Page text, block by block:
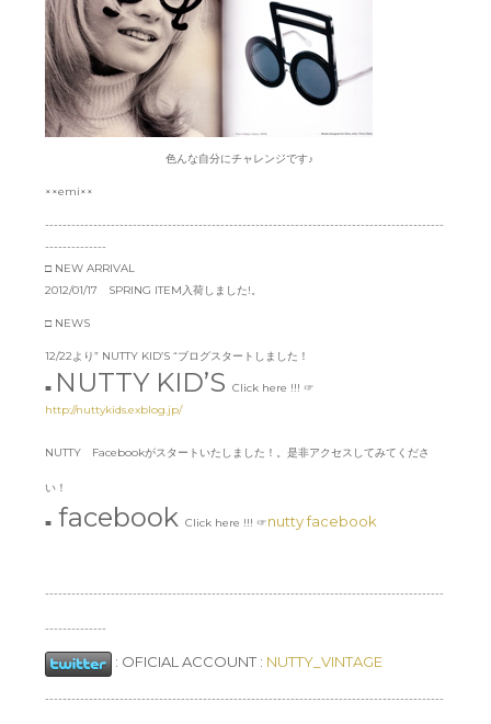
色んな自分にチャレンジです♪
××emi××
-------------------------------------------------------------------------------------------
--------------
□ NEW ARRIVAL
2012/01/17 SPRING ITEM入荷しました!。
□ NEWS
12/22より” NUTTY KID’S “ブログスタートしました！
■ NUTTY KID’SClick here !!! ☞
http://nuttykids.exblog.jp/
NUTTY Facebookがスタートいたしました！。是非アクセスしてみてくださ
い！
■ facebookClick here !!! ☞nutty facebook
-------------------------------------------------------------------------------------------
--------------
: OFICIAL ACCOUNT : NUTTY_VINTAGE
-------------------------------------------------------------------------------------------